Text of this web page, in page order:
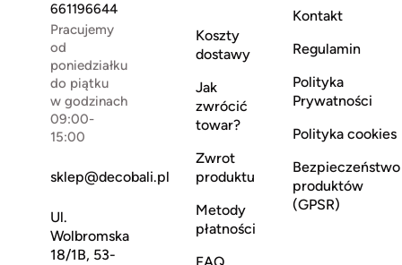
661196644
Pracujemy
od
poniedziałku
do piątku
w godzinach
09:00-
15:00
sklep@decobali.pl
Ul.
Wolbromska
18/1B, 53-
Koszty
dostawy
Jak
zwrócić
towar?
Zwrot
produktu
Metody
płatności
Kontakt
Regulamin
Polityka
Prywatności
Polityka cookies
Bezpieczeństwo
produktów
(GPSR)